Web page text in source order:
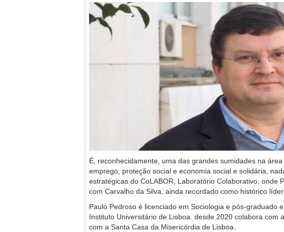
É, reconhecidamente, uma das grandes sumidades na
emprego, proteção social e economia social e solidária,
estratégicas do CoLABOR, Laboratório Colaborativo, onde
com Carvalho da Silva, ainda recordado como histórico líder
Paulo Pedroso é licenciado em Sociologia e pós-graduado
Instituto Universitário de Lisboa. desde 2020 colabora com
com a Santa Casa da Misericórdia de Lisboa.